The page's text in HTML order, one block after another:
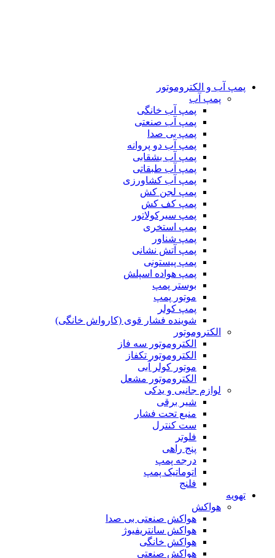
پمپ آب و الکتروموتور
پمپ آب
پمپ آب خانگی
پمپ آب صنعتی
پمپ بی صدا
پمپ آب دو پروانه
پمپ آب بشقابی
پمپ آب طبقاتی
پمپ آب کشاورزی
پمپ لجن کش
پمپ کف کش
پمپ سیرکولاتور
پمپ استخری
پمپ شناور
پمپ آتش نشانی
پمپ پیستونی
پمپ هواده اسپلش
بوستر پمپ
موتور پمپ
پمپ کولر
شوینده فشار قوی (کارواش خانگی)
الکتروموتور
الکتروموتور سه فاز
الکتروموتور تکفاز
موتور کولر آبی
الکتروموتور مشعل
لوازم جانبی و یدکی
شیر برقی
منبع تحت فشار
ست کنترل
فلوتر
پنج راهی
درجه پمپ
اتوماتیک پمپ
فلنج
تهویه
هواکش
هواکش صنعتی بی صدا
هواکش سانتریفیوژ
هواکش خانگی
هواکش صنعتی